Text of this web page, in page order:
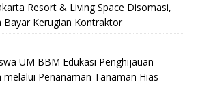
Resort & Living Space Disomasi,
Bayar Kerugian Kontraktor
UM BBM Edukasi Penghijauan
melalui Penanaman Tanaman Hias